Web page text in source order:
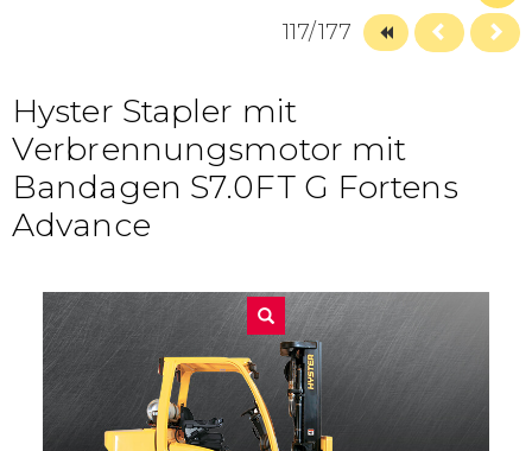
117/177
Hyster Stapler mit
Verbrennungsmotor mit
Bandagen S7.0FT G Fortens
Advance